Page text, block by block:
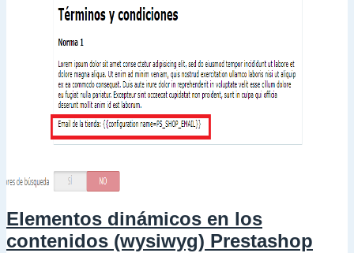
nacimiento)
en
Prestashop
Elementos dinámicos en los
contenidos (wysiwyg) Prestashop